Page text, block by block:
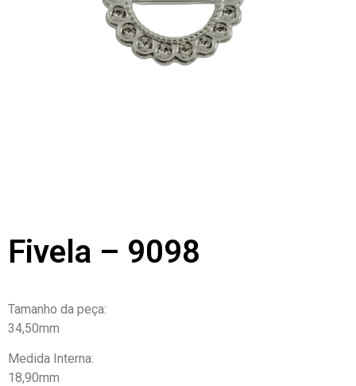
Fivela – 9098
Tamanho da peça:
34,50mm
Medida Interna:
18,90mm